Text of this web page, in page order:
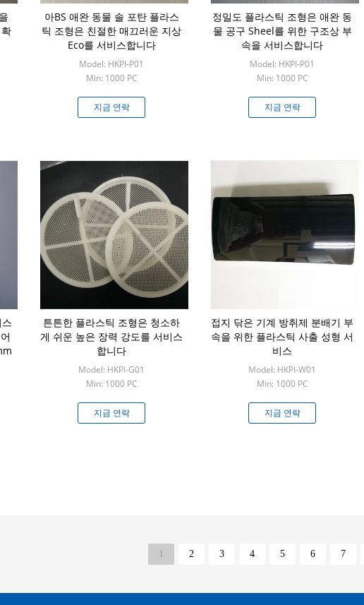
아BS 애완 동물 솔 포탄 플라스
틱 조형은 친절한 매끄러운 지상
Eco를 서비스합니다
Model: HKPI-P01
Min: 1000 PC
지금 연락
정밀도 플라스틱 조형은 애완 동
물 공구 Sheel를 위한 구조상 부
속을 서비스합니다
Model: HKPI-P01
Min: 1000 PC
지금 연락
튼튼한 플라스틱 조형은 청소하
게 쉬운 높은 장력 강도를 서비스
합니다
Model: HKPI-G01
Min: 1000 PC
지금 연락
접지 닦은 기계 방취제 분배기 부
속을 위한 플라스틱 사출 성형 서
비스
Model: HKPI-W01
Min: 1000 PC
지금 연락
1 2 3 4 5 6 7